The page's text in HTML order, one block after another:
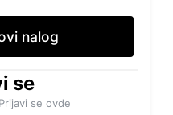
nalog
se
se ovde